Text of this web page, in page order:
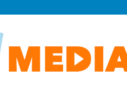
MÉDIA
nouvelle en JESUS !
Accueil